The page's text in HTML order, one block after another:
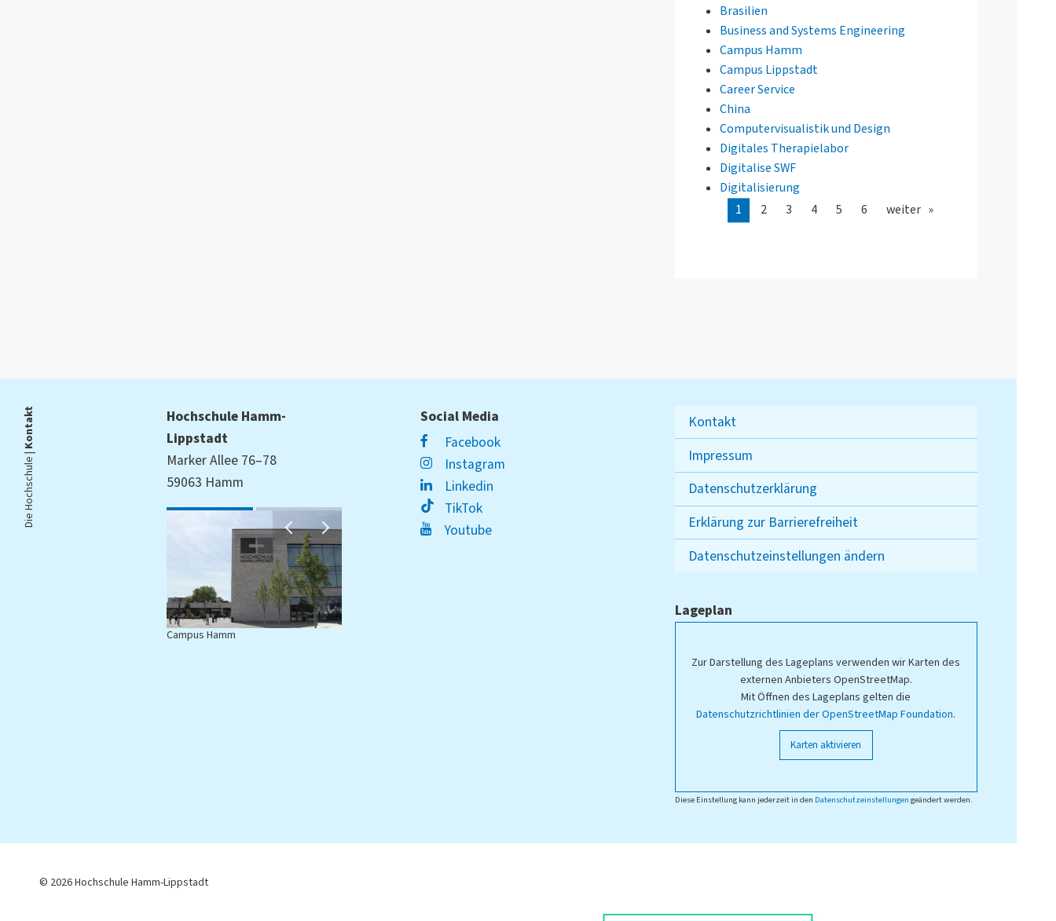
Brasilien
Business and Systems Engineering
Campus Hamm
Campus Lippstadt
Career Service
China
Computervisualistik und Design
Digitales Therapielabor
Digitalise SWF
Digitalisierung
1
2 3 4 5 6 weiter
Die Hochschule |
Kontakt
Hochschule Hamm-
Lippstadt
Marker Allee 76–78
59063 Hamm
Campus Hamm
Social Media
Facebook
Instagram
Linkedin
TikTok
Youtube
Kontakt
Impressum
Datenschutzerklärung
Erklärung zur Barrierefreiheit
Datenschutzeinstellungen ändern
Lageplan
Zur Darstellung des Lageplans verwenden wir Karten des
externen Anbieters OpenStreetMap.
Mit Öffnen des Lageplans gelten die
Datenschutzrichtlinien der OpenStreetMap Foundation.
Karten aktivieren
Diese Einstellung kann jederzeit in den Datenschutzeinstellungen geändert werden.
© 2026 Hochschule Hamm-Lippstadt